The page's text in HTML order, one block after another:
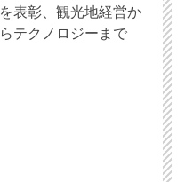
を表彰、観光地経営か
らテクノロジーまで